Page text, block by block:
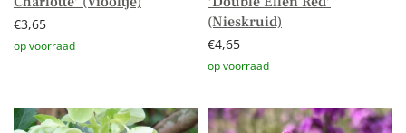
€3,65
(Nieskruid)
€4,65